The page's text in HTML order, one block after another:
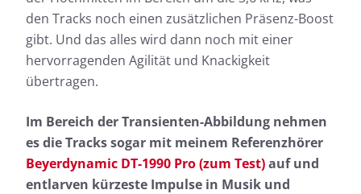
den Tracks noch einen zusätzlichen Präsenz-Boost
gibt. Und das alles wird dann noch mit einer
hervorragenden Agilität und Knackigkeit
übertragen.
Im Bereich der Transienten-Abbildung nehmen
es die Tracks sogar mit meinem Referenzhörer
Beyerdynamic DT-1990 Pro (zum Test)auf und
entlarven kürzeste Impulse in Musik und